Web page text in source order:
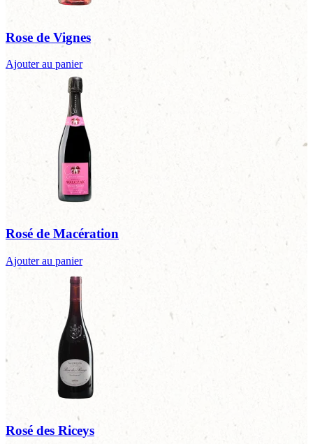
Rose de Vignes
Ajouter au panier
Rosé de Macération
Ajouter au panier
Rosé des Riceys